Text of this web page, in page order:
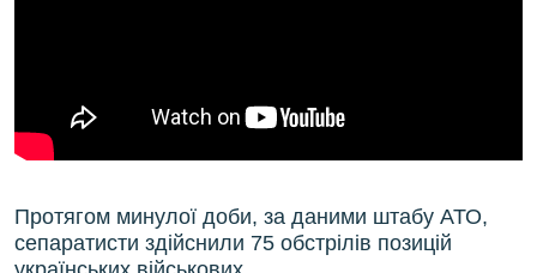
Протягом минулої доби, за даними штабу АТО,
сепаратисти здійснили 75 обстрілів позицій